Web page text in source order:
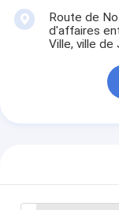
Route de
d'affaires
Ville, ville de